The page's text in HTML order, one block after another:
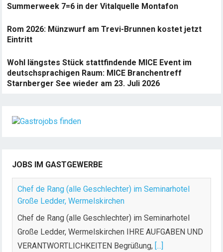
Summerweek 7=6 in der Vitalquelle Montafon
Rom 2026: Münzwurf am Trevi-Brunnen kostet jetzt
Eintritt
Wohl längstes Stück stattfindende MICE Event im
deutschsprachigen Raum: MICE Branchentreff
Starnberger See wieder am 23. Juli 2026
JOBS IM GASTGEWERBE
Chef de Rang (alle Geschlechter) im Seminarhotel
Große Ledder, Wermelskirchen
Chef de Rang (alle Geschlechter) im Seminarhotel
Große Ledder, Wermelskirchen IHRE AUFGABEN UND
VERANTWORTLICHKEITEN Begrüßung, [...]